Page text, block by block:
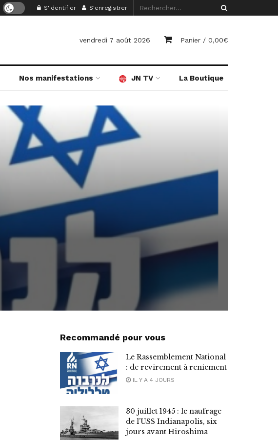
S'identifier S'enregistrer
vendredi 7 août 2026 Panier / 0,00€
Nos manifestations JN TV La Boutique
Recommandé pour vous
Le Rassemblement National
: de revirement à reniement
IL Y A 4 JOURS
30 juillet 1945 : le naufrage
de l’USS Indianapolis, six
jours avant Hiroshima